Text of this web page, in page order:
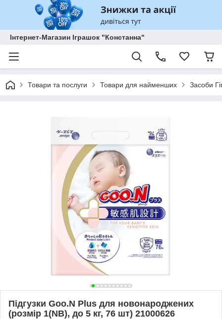
Інтернет-Магазин Іграшок "Констанна"
Товари та послуги Товари для найменших Засоби
Підгузки Goo.N Plus для новонароджених
(розмір 1(NB), до 5 кг, 76 шт) 21000626